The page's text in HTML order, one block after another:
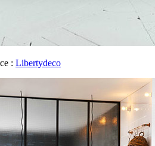
: Libertydeco